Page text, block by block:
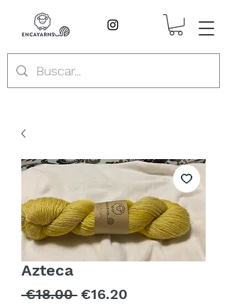
Azteca
€18.00 Regular
€16.20